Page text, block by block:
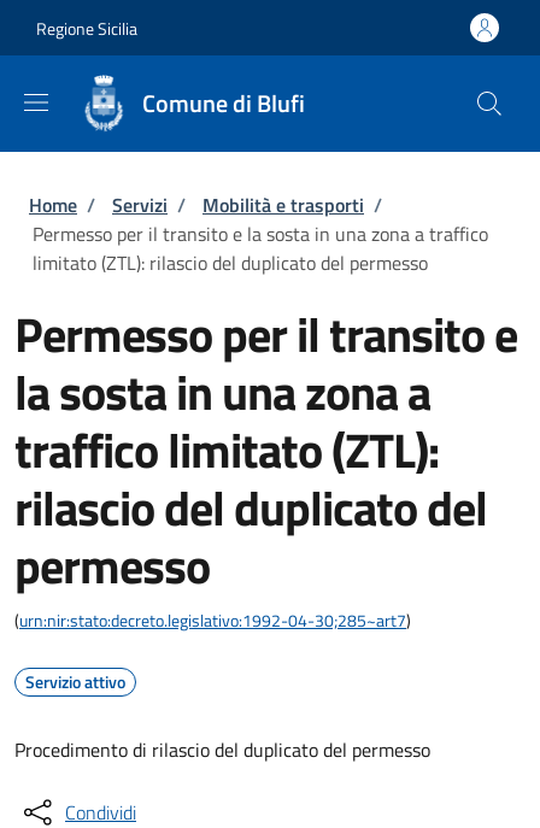
Regione Sicilia
Comune di Blufi
Briciole di pane
Home / Servizi / Mobilità e trasporti /
Permesso per il transito e la sosta in una zona a traffico
limitato (ZTL): rilascio del duplicato del permesso
Permesso per il transito e
la sosta in una zona a
traffico limitato (ZTL):
rilascio del duplicato del
permesso
(urn:nir:stato:decreto.legislativo:1992-04-30;285~art7)
Servizio attivo
Procedimento di rilascio del duplicato del permesso
Condividi